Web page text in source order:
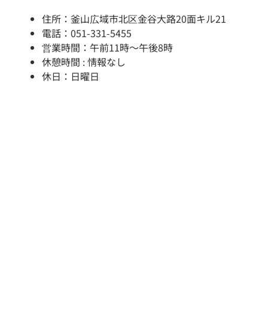
住所：釜山広域市北区金谷大路20面キル21
電話：051-331-5455
営業時間：午前11時～午後8時
休憩時間 : 情報なし
休日：日曜日